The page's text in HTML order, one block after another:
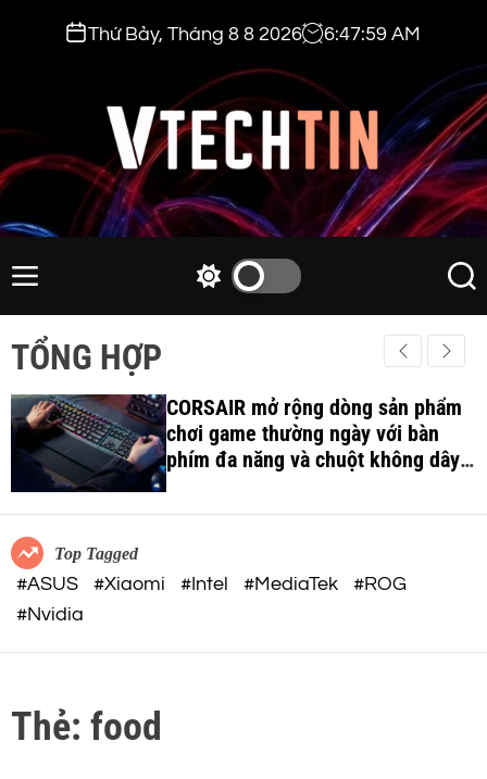
t
o
c
o
e
Thứ Bảy, Tháng 8 8 2026 6:48:00 AM
v
c
h
t
i
n
.
c
m
M
e
w
h
c
o
o
d
S
e
a
r
h
TỔNG HỢP
CORSAIR mở rộng dòng sản phẩm
chơi game thường ngày với bàn
phím đa năng và chuột không dây
công thái học
Top Tagged
#ASUS #Xiaomi #Intel #MediaTek
#ROG
#Nvidia
Thẻ: food